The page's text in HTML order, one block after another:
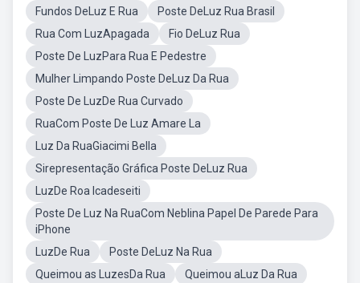
Fundos DeLuz E Rua
Poste DeLuz Rua Brasil
Rua Com LuzApagada
Fio DeLuz Rua
Poste De LuzPara Rua E Pedestre
Mulher Limpando Poste DeLuz Da Rua
Poste De LuzDe Rua Curvado
RuaCom Poste De Luz Amare La
Luz Da RuaGiacimi Bella
Sirepresentação Gráfica Poste DeLuz Rua
LuzDe Roa Icadeseiti
Poste De Luz Na RuaCom Neblina Papel De Parede Para
iPhone
LuzDe Rua
Poste DeLuz Na Rua
Queimou as LuzesDa Rua
Queimou aLuz Da Rua